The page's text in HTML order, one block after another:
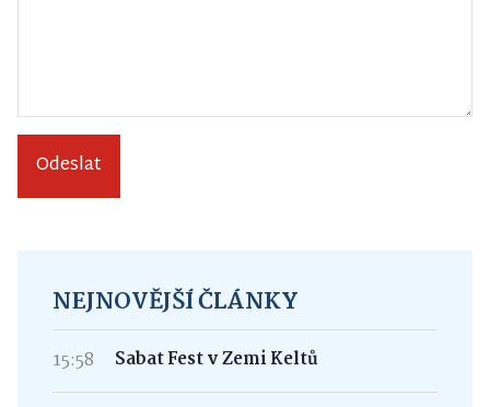
Odeslat
NEJNOVĚJŠÍ ČLÁNKY
15:58 Sabat Fest v Zemi Keltů